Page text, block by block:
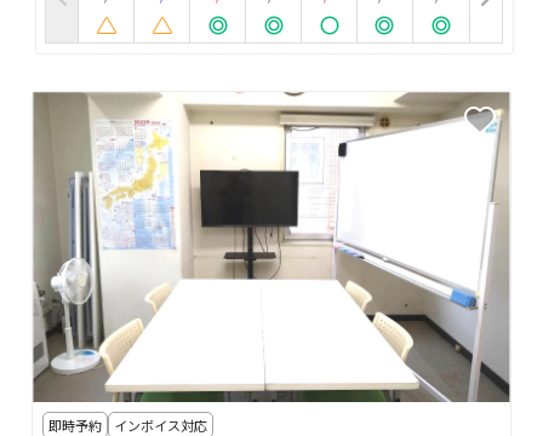
即時予約 インボイス対応